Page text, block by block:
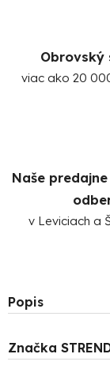
Obrovský
viac ako 20
Naše
v Leviciach a
Popis
Značka